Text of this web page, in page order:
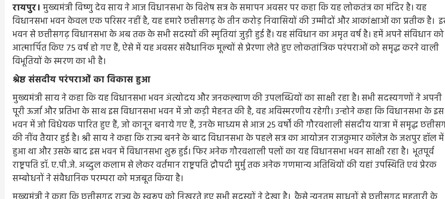
रायपुर। मुख्यमंत्री विष्णु देव साय ने आज विधानसभा के विशेष सत्र के समापन अवसर पर कहा कि यह लोकतंत्र का मंदिर है। यह
विधानसभा भवन केवल एक परिसर नहीं है, यह हमारे छत्तीसगढ़ के तीन करोड़ निवासियों की उम्मीदों और आकांक्षाओं का प्रतीक है।
भवन से छत्तीसगढ़ विधानसभा के अब तक के सभी सदस्यों की स्मृतियां जुड़ी हुई हैं। यह संविधान का अमृत वर्ष है। हमें अपने संविधान को
आत्मार्पित किए 75 वर्ष हो गए हैं, ऐसे में यह अवसर संवैधानिक मूल्यों से प्रेरणा लेते हुए लोकतांत्रिक परंपराओं को समृद्ध करने वाली
विभूतियों के स्मरण का भी है।
श्रेष्ठ संसदीय परंपराओं का विकास हुआ
मुख्यमंत्री साय ने कहा कि यह विधानसभा भवन अंत्योदय और जनकल्याण की उपलब्धियों का साक्षी रहा है। सभी सदस्यगणों ने अपनी
पूरी ऊर्जा और प्रतिभा के साथ इस विधानसभा भवन में जो कड़ी मेहनत की है, वह अविस्मरणीय रहेगी। उन्होने कहा कि विधानसभा के इस
भवन में जो विधेयक पारित हुए हैं, जो कानून बनाये गए हैं, उनके माध्यम से आज 25 वर्षों की गौरवशाली संसदीय यात्रा में समृद्ध
की नींव तैयार हुई है। श्री साय ने कहा कि राज्य बनने के बाद विधानसभा के पहले सत्र का आयोजन राजकुमार कॉलेज के जशपुर हॉल में
हुआ था और उसके बाद इस भवन में विधानसभा शुरू हुई। फिर अनेक गौरवशाली पलों का यह विधानसभा भवन साक्षी रहा है। भूतपूर्व
राष्ट्रपति डॉ. ए.पी.जे. अब्दुल कलाम से लेकर वर्तमान राष्ट्रपति द्रौपदी मुर्मु तक अनेक गणमान्य अतिथियों की यहां उपस्थिति एवं प्रेरक
सम्बोधनों ने संवैधानिक परम्परा को मजबूत किया है।